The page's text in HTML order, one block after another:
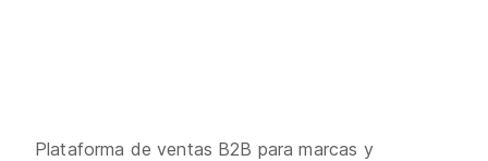
Plataforma de ventas B2B para marcas y